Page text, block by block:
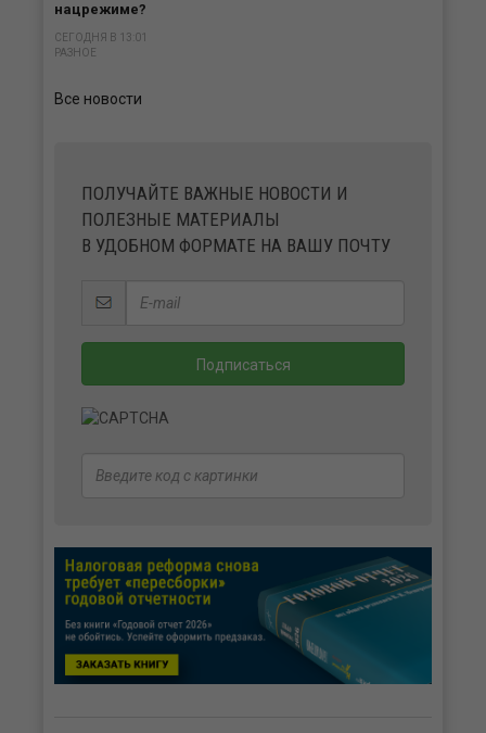
нацрежиме?
СЕГОДНЯ В 13:01
РАЗНОЕ
Все новости
ПОЛУЧАЙТЕ ВАЖНЫЕ НОВОСТИ И
ПОЛЕЗНЫЕ МАТЕРИАЛЫ
В УДОБНОМ ФОРМАТЕ НА ВАШУ ПОЧТУ